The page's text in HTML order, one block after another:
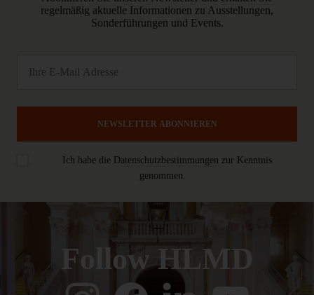
regelmäßig aktuelle Informationen zu Ausstellungen,
Sonderführungen und Events.
Ich habe die Datenschutzbestimmungen zur Kenntnis
genommen.
NEWSLETTER ABONNIEREN
Follow HLMD